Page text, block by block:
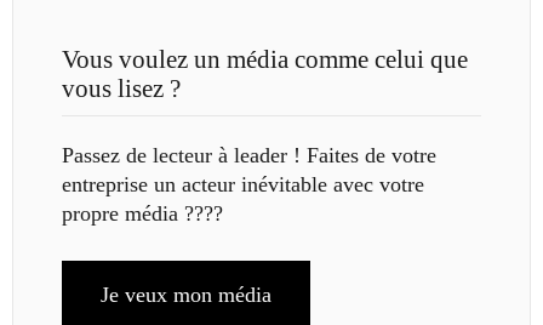
Vous voulez un média comme celui que
vous lisez ?
Passez de lecteur à leader ! Faites de votre
entreprise un acteur inévitable avec votre
propre média ????
Je veux mon média